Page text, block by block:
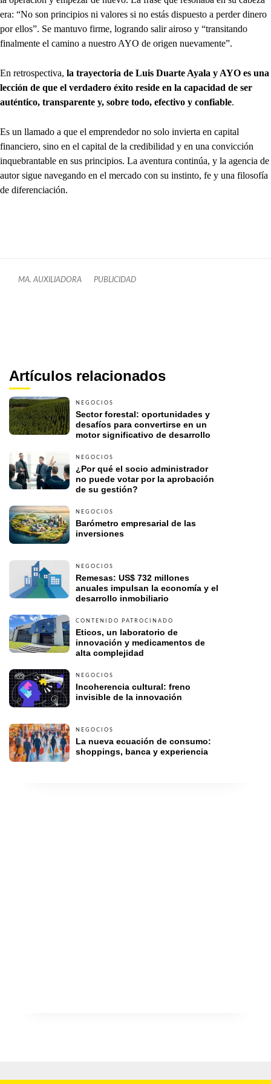
era: “No son principios ni valores si no estás dispuesto a perder dinero
por ellos”. Se mantuvo firme, logrando salir airoso y “transitando
finalmente el camino a nuestro AYO de origen nuevamente”.
En retrospectiva, la trayectoria de Luis Duarte Ayala y AYO es una
lección de que el verdadero éxito reside en la capacidad de ser
auténtico, transparente y, sobre todo, efectivo y confiable.
Es un llamado a que el emprendedor no solo invierta en capital
financiero, sino en el capital de la credibilidad y en una convicción
inquebrantable en sus principios. La aventura continúa, y la agencia de
autor sigue navegando en el mercado con su instinto, fe y una filosofía
de diferenciación.
MA. AUXILIADORA PUBLICIDAD
Artículos relacionados
NEGOCIOS
Sector forestal: oportunidades y
desafíos para convertirse en un
motor significativo de desarrollo
NEGOCIOS
¿Por qué el socio administrador
no puede votar por la aprobación
de su gestión?
NEGOCIOS
Barómetro empresarial de las
inversiones
NEGOCIOS
Remesas: US$ 732 millones
anuales impulsan la economía y el
desarrollo inmobiliario
CONTENIDO PATROCINADO
Eticos, un laboratorio de
innovación y medicamentos de
alta complejidad
NEGOCIOS
Incoherencia cultural: freno
invisible de la innovación
NEGOCIOS
La nueva ecuación de consumo:
shoppings, banca y experiencia